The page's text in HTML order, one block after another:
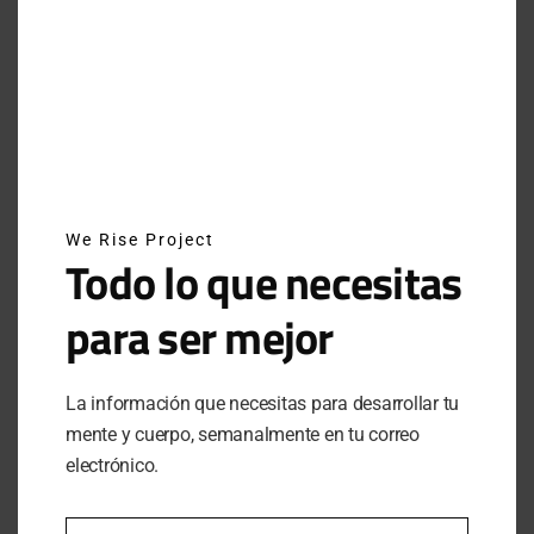
SUBSCRIBE
estas de acuerdo con nuestros términos de uso respecto al
almacenamiento de información enviada por esta forma.
We Rise Project
Todo lo que necesitas
para ser mejor
La información que necesitas para desarrollar tu
mente y cuerpo, semanalmente en tu correo
electrónico.